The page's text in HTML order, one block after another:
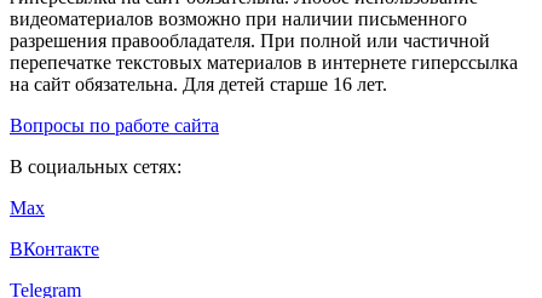
видеоматериалов возможно при наличии письменного
разрешения правообладателя. При полной или частичной
перепечатке текстовых материалов в интернете гиперссылка
на сайт обязательна. Для детей старше 16 лет.
Вопросы по работе сайта
В социальных сетях:
Max
ВКонтакте
Telegram